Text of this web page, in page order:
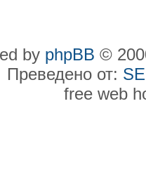
by phpBB ©
Преведено от:
free web